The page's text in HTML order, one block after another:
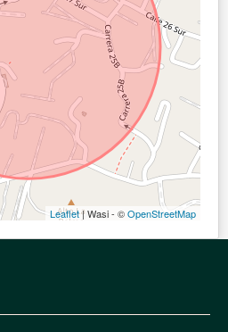
Leaflet| Wasi - ©OpenStreetMap